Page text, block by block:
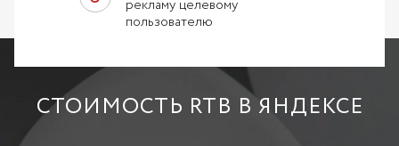
рекламу целевому
пользователю
СТОИМОСТЬ RTB В ЯНДЕКСЕ